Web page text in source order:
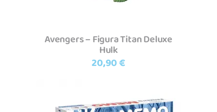
Avengers – Figura Titan Deluxe
Hulk
20,90€